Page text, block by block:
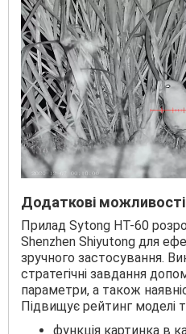
Додаткові можливості
Прилад Sytong HT-60
Shenzhen Shiyutong для
зручного застосування.
стратегічні завдання
параметри, а також
Підвищує рейтинг моделі
функція картинка в